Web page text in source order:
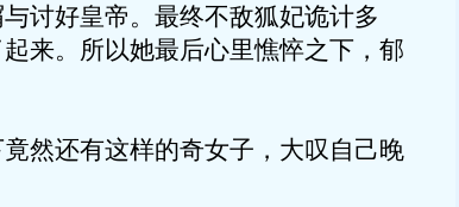
讨好皇帝。最终不敌狐妃诡计多
来。所以她最后心里憔悴之下，郁
然还有这样的奇女子，大叹自己晚